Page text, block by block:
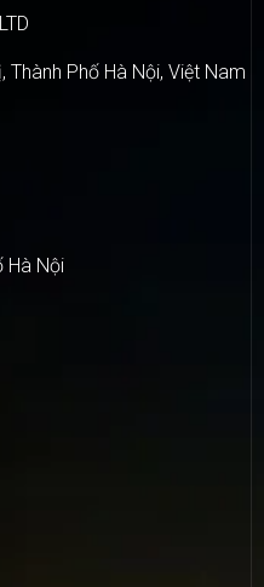
Phố Hà Nội, Việt Nam
Hà Nội